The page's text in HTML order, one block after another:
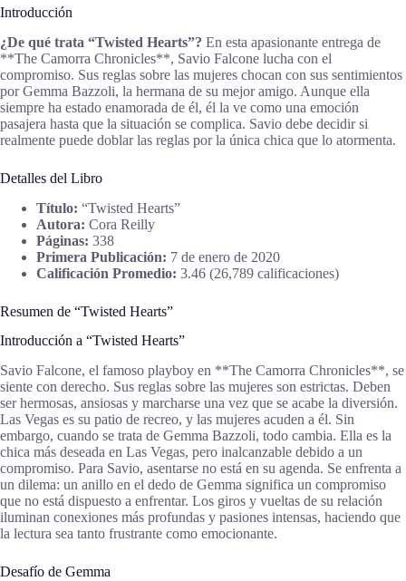
Introducción
¿De qué trata “Twisted Hearts”? En esta apasionante entrega de
**The Camorra Chronicles**, Savio Falcone lucha con el
compromiso. Sus reglas sobre las mujeres chocan con sus sentimientos
por Gemma Bazzoli, la hermana de su mejor amigo. Aunque ella
siempre ha estado enamorada de él, él la ve como una emoción
pasajera hasta que la situación se complica. Savio debe decidir si
realmente puede doblar las reglas por la única chica que lo atormenta.
Detalles del Libro
Título: “Twisted Hearts”
Autora: Cora Reilly
Páginas: 338
Primera Publicación: 7 de enero de 2020
Calificación Promedio: 3.46 (26,789 calificaciones)
Resumen de “Twisted Hearts”
Introducción a “Twisted Hearts”
Savio Falcone, el famoso playboy en **The Camorra Chronicles**, se
siente con derecho. Sus reglas sobre las mujeres son estrictas. Deben
ser hermosas, ansiosas y marcharse una vez que se acabe la diversión.
Las Vegas es su patio de recreo, y las mujeres acuden a él. Sin
embargo, cuando se trata de Gemma Bazzoli, todo cambia. Ella es la
chica más deseada en Las Vegas, pero inalcanzable debido a un
compromiso. Para Savio, asentarse no está en su agenda. Se enfrenta a
un dilema: un anillo en el dedo de Gemma significa un compromiso
que no está dispuesto a enfrentar. Los giros y vueltas de su relación
iluminan conexiones más profundas y pasiones intensas, haciendo que
la lectura sea tanto frustrante como emocionante.
Desafío de Gemma